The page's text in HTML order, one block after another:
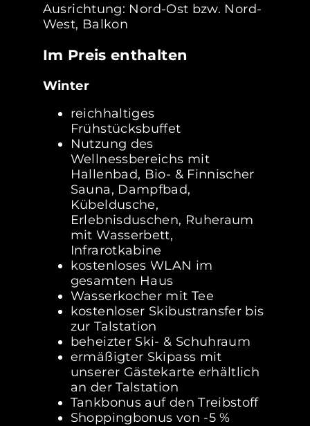
Ausrichtung: Nord-Ost bzw. Nord-
West, Balkon
Im Preis enthalten
Winter
reichhaltiges
Frühstücksbuffet
Nutzung des
Wellnessbereichs mit
Hallenbad, Bio- & Finnischer
Sauna, Dampfbad,
Kübeldusche,
Erlebnisduschen, Ruheraum
mit Wasserbett,
Infrarotkabine
kostenloses WLAN im
gesamten Haus
Wasserkocher mit Tee
kostenloser Skibustransfer bis
zur Talstation
beheizter Ski- & Schuhraum
ermäßigter Skipass mit
unserer Gästekarte erhältlich
an der Talstation
Tankbonus auf den Treibstoff
Shoppingbonus von -5 %